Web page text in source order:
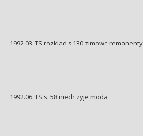
1992.03. TS rozklad s 130 zimowe remanenty
1992.06. TS s. 58 niech zyje moda